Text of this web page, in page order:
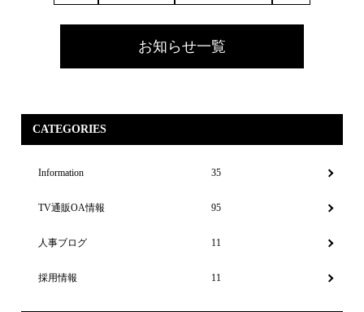
お知らせ一覧
CATEGORIES
Information 35
TV通販OA情報 95
人事ブログ 11
採用情報 11